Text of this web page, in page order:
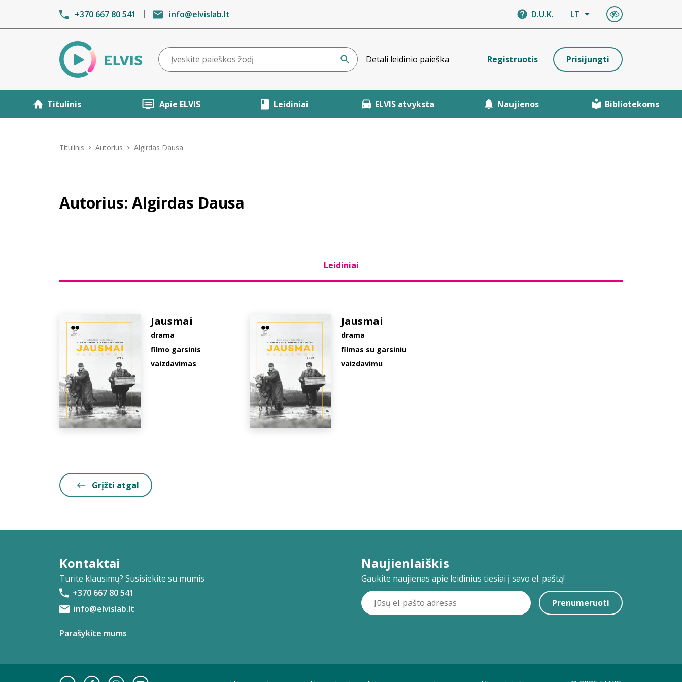
+370 667 80 541 info@elvislab.lt D.U.K. LT
Detali leidinio paieška Registruotis Prisijungti
Titulinis Apie ELVIS Leidiniai ELVIS atvyksta Naujienos Bibliotekoms
Titulinis Autorius Algirdas Dausa
Autorius: Algirdas Dausa
Leidiniai
Jausmai
drama
filmo garsinis
vaizdavimas
Jausmai
drama
filmas su garsiniu
vaizdavimu
Grįžti atgal
Kontaktai
Turite klausimų? Susisiekite su mumis
+370 667 80 541
info@elvislab.lt
Parašykite mums
Naujienlaiškis
Gaukite naujienas apie leidinius tiesiai į savo el. paštą!
Prenumeruoti